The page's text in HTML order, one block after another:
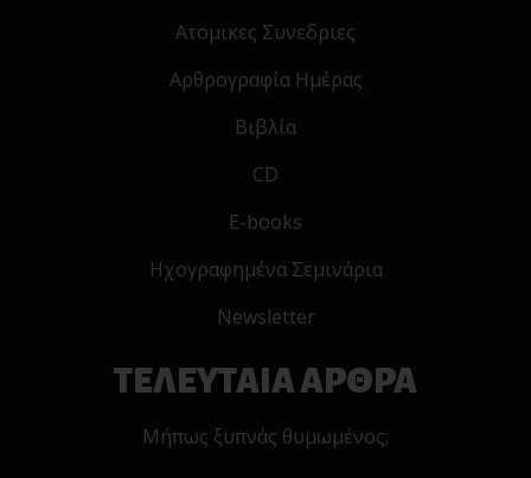
Ατομικες Συνεδριες
Αρθρογραφία Ημέρας
Βιβλία
CD
E-books
Ηχογραφημένα Σεμινάρια
Newsletter
ΤΕΛΕΥΤΑΙΑ ΑΡΘΡΑ
Μήπως ξυπνάς θυμωμένος;